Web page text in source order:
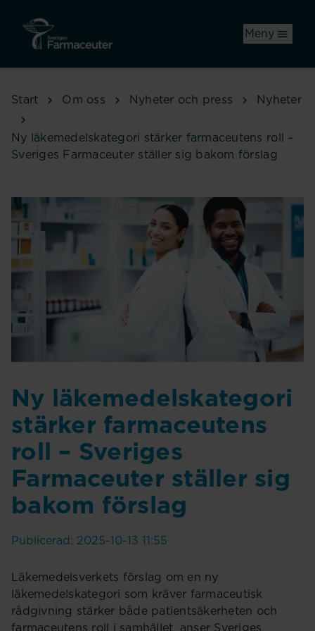
Meny
Start Om oss Nyheter och press Nyheter
Ny läkemedelskategori stärker farmaceutens roll –
Sveriges Farmaceuter ställer sig bakom förslag
Ny läkemedelskategori
stärker farmaceutens
roll – Sveriges
Farmaceuter ställer sig
bakom förslag
Publicerad: 2025-10-13 11:55
Läkemedelsverkets förslag om en ny
läkemedelskategori som kräver farmaceutisk
rådgivning stärker både patientsäkerheten och
farmaceutens roll i samhället, anser Sveriges